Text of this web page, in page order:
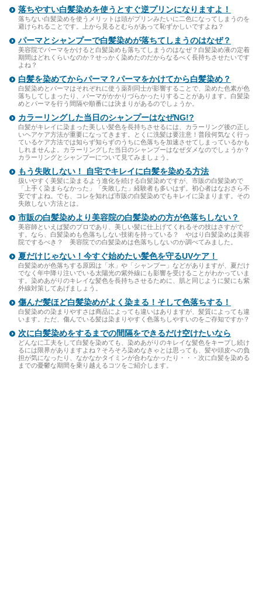
落ちやすい白髪染めを使うとすぐ逆プリンになりますよ！
落ちない白髪染めを使うメリットは頭がプリンみたいに二色になってしまうのを
避けられることです。上から見るとむらがあって恥ずかしいですよね？
パーマとシャンプーで白髪染めが落ちてしまうのはなぜ？
美容院でパーマをかけると白髪染めも落ちてしまうのはなぜ？白髪染め液の定着
期間はどれくらいなのか？せっかく染めたのだからなるべく長持ちさせたいです
よね？
白髪を染めてからパーマ？パーマをかけてから白髪染め？
白髪染めとパーマはそれぞれに使う薬剤同士が影響することで、染めた色素が色
落ちしてしまったり、パーマがかかりづらかったりすることがあります。白髪染
めとパーマを行う間隔や順番には決まりがあるのでしょうか。
カラーリングした当日のシャンプーはなぜNG!?
白髪がキレイに染まった美しい髪色を長持ちさせるには、カラーリング後の正し
いヘアケア方法が重要になってきます。とくに洗髪は要注意！普段何気なく行っ
ているケア方法では知らず知らずのうちに色落ちを加速させてしまっているかも
しれませんよ。カラーリングした当日のシャンプーはなぜダメなのでしょうか？
カラーリングとシャンプーについて見てみましょう。
もう失敗しない！ 自宅でキレイに白髪を染める方法
扱いやすく美髪に染まるよう進化を続ける白髪染めですが、市販の白髪染めで
「上手く染まらなかった」「失敗した」経験者も多いはず。初心者はなおさら不
安ですよね。でも、コレを知れば市販の白髪染めでもキレイに染まります。その
失敗しない方法とは。
市販の白髪染めより美容院の白髪染めの方が色落ちしない？
美容師といえば髪のプロであり、美しい髪に仕上げてくれるその技はさすがで
す。なら、白髪染めも色落ちしない技術を持っている？ やはり白髪染めは美容
院でするべき？ 美容院での白髪染めは色落ちしないのか調べてみました。
夏だけじゃない！今すぐ始めたい髪色を守るUVケア！
白髪染めが色落ちする原因は「水」や「シャンプー」などがありますが、夏だけ
でなく年中降り注いでいる太陽光の紫外線にも影響を受けることがわかっていま
す。染めあがりのキレイな髪色を長持ちさせるために、肌と同じように髪にも紫
外線対策してあげましょう。
傷んだ髪ほど白髪染めがよく染まる！そして色落ちする！
白髪染めの染まりやすさは商品によっても違いはありますが、髪質によっても違
います。ただ、傷んでいる髪は染まりやすく色落ちしやすいのをご存知ですか？
次に白髪染めをするまでの間隔をできるだけ空けたいなら
どんなに工夫をして白髪を染めても、染めあがりのキレイな髪色をキープし続け
るには限界がありますよね？そろそろ染めなきゃとは思っても、髪や頭皮への負
担が気になったり、なかなかタイミンが合わなかったり・・・次に白髪を染める
までの憂鬱な期間を乗り越えるコツをご紹介します。